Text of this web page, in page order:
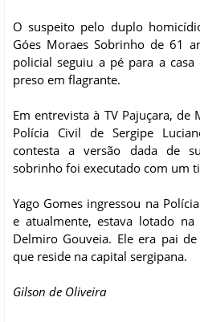
O suspeito pelo duplo
Góes Moraes Sobrinho de 61
policial seguiu a pé para a
preso em flagrante.
Em entrevista à TV Pajuçara, de
Polícia Civil de Sergipe
contesta a versão dada de
sobrinho foi executado com um
Yago Gomes ingressou na
e atualmente, estava lotado na
Delmiro Gouveia. Ele era pai
que reside na capital sergipana.
Gilson de Oliveira